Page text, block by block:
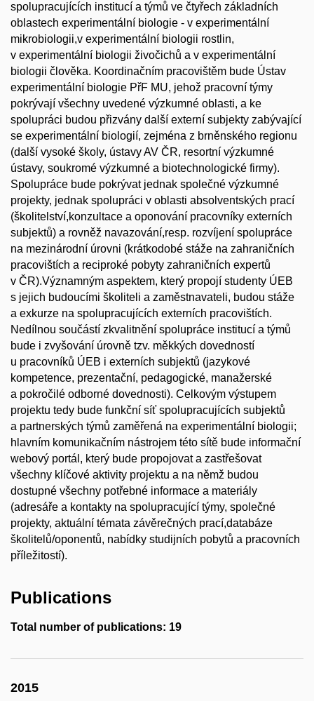
spolupracujících institucí a týmů ve čtyřech základních
oblastech experimentální biologie - v experimentální
mikrobiologii,v experimentální biologii rostlin,
v experimentální biologii živočichů a v experimentální
biologii člověka. Koordinačním pracovištěm bude Ústav
experimentální biologie PřF MU, jehož pracovní týmy
pokrývají všechny uvedené výzkumné oblasti, a ke
spolupráci budou přizvány další externí subjekty zabývající
se experimentální biologií, zejména z brněnského regionu
(další vysoké školy, ústavy AV ČR, resortní výzkumné
ústavy, soukromé výzkumné a biotechnologické firmy).
Spolupráce bude pokrývat jednak společné výzkumné
projekty, jednak spolupráci v oblasti absolventských prací
(školitelství,konzultace a oponování pracovníky externích
subjektů) a rovněž navazování,resp. rozvíjení spolupráce
na mezinárodní úrovni (krátkodobé stáže na zahraničních
pracovištích a reciproké pobyty zahraničních expertů
v ČR).Významným aspektem, který propojí studenty ÚEB
s jejich budoucími školiteli a zaměstnavateli, budou stáže
a exkurze na spolupracujících externích pracovištích.
Nedílnou součástí zkvalitnění spolupráce institucí a týmů
bude i zvyšování úrovně tzv. měkkých dovedností
u pracovníků ÚEB i externích subjektů (jazykové
kompetence, prezentační, pedagogické, manažerské
a pokročilé odborné dovednosti). Celkovým výstupem
projektu tedy bude funkční síť spolupracujících subjektů
a partnerských týmů zaměřená na experimentální biologii;
hlavním komunikačním nástrojem této sítě bude informační
webový portál, který bude propojovat a zastřešovat
všechny klíčové aktivity projektu a na němž budou
dostupné všechny potřebné informace a materiály
(adresáře a kontakty na spolupracující týmy, společné
projekty, aktuální témata závěrečných prací,databáze
školitelů/oponentů, nabídky studijních pobytů a pracovních
příležitostí).
Publications
Total number of publications: 19
2015